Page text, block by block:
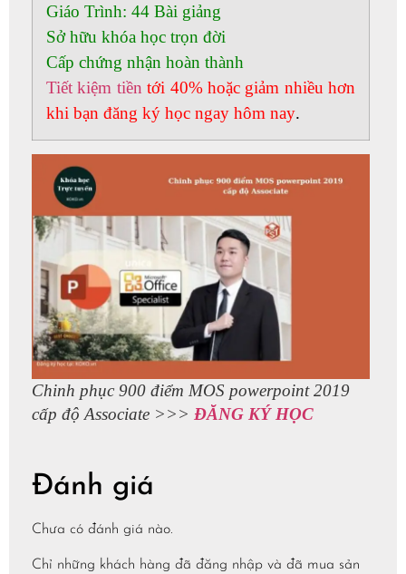
Giáo Trình: 44 Bài giảng
Sở hữu khóa học trọn đời
Cấp chứng nhận hoàn thành
Tiết kiệm tiền tới 40% hoặc giảm nhiều hơn
khi bạn đăng ký học ngay hôm nay.
Chinh phục 900 điểm MOS powerpoint 2019
cấp độ Associate >>> ĐĂNG KÝ HỌC
Đánh giá
Chưa có đánh giá nào.
Chỉ những khách hàng đã đăng nhập và đã mua sản